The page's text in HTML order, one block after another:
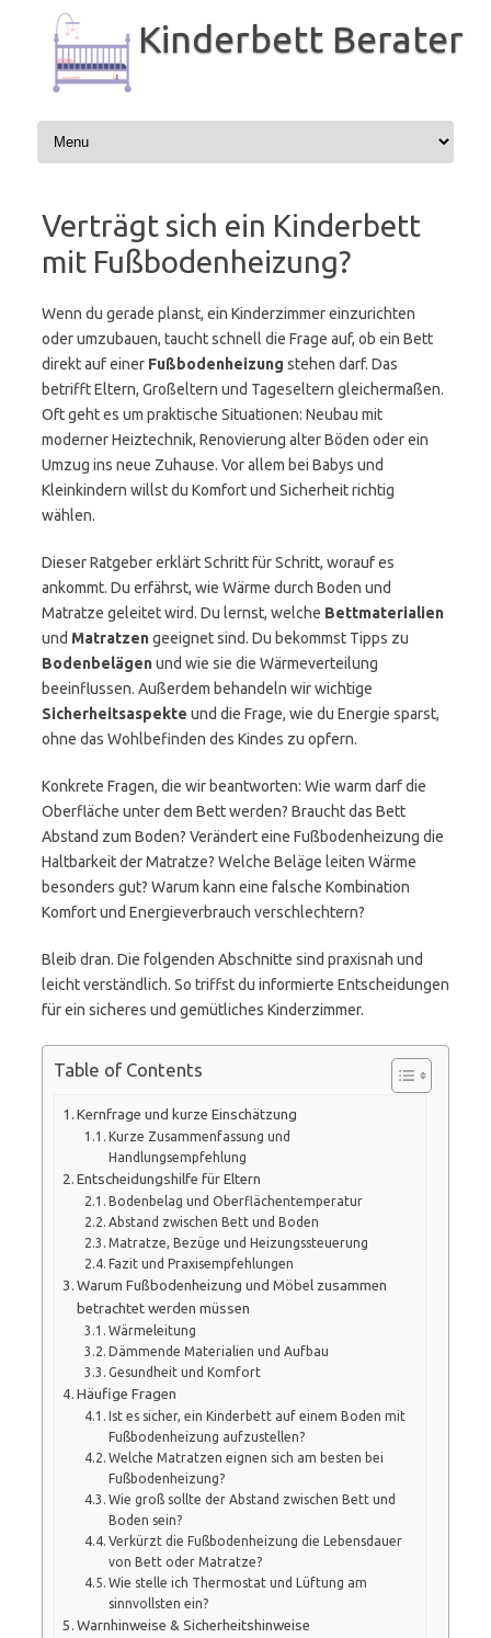
Inhalt
springen
Kinderbett Berater
Verträgt sich ein Kinderbett
mit Fußbodenheizung?
Wenn du gerade planst, ein Kinderzimmer einzurichten
oder umzubauen, taucht schnell die Frage auf, ob ein Bett
direkt auf einer Fußbodenheizung stehen darf. Das
betrifft Eltern, Großeltern und Tageseltern gleichermaßen.
Oft geht es um praktische Situationen: Neubau mit
moderner Heiztechnik, Renovierung alter Böden oder ein
Umzug ins neue Zuhause. Vor allem bei Babys und
Kleinkindern willst du Komfort und Sicherheit richtig
wählen.
Dieser Ratgeber erklärt Schritt für Schritt, worauf es
ankommt. Du erfährst, wie Wärme durch Boden und
Matratze geleitet wird. Du lernst, welche Bettmaterialien
und Matratzengeeignet sind. Du bekommst Tipps zu
Bodenbelägenund wie sie die Wärmeverteilung
beeinflussen. Außerdem behandeln wir wichtige
Sicherheitsaspekte und die Frage, wie du Energie sparst,
ohne das Wohlbefinden des Kindes zu opfern.
Konkrete Fragen, die wir beantworten: Wie warm darf die
Oberfläche unter dem Bett werden? Braucht das Bett
Abstand zum Boden? Verändert eine Fußbodenheizung die
Haltbarkeit der Matratze? Welche Beläge leiten Wärme
besonders gut? Warum kann eine falsche Kombination
Komfort und Energieverbrauch verschlechtern?
Bleib dran. Die folgenden Abschnitte sind praxisnah und
leicht verständlich. So triffst du informierte Entscheidungen
für ein sicheres und gemütliches Kinderzimmer.
Table of Contents
Kernfrage und kurze Einschätzung
Kurze Zusammenfassung und
Handlungsempfehlung
Entscheidungshilfe für Eltern
Bodenbelag und Oberflächentemperatur
Abstand zwischen Bett und Boden
Matratze, Bezüge und Heizungssteuerung
Fazit und Praxisempfehlungen
Warum Fußbodenheizung und Möbel zusammen
betrachtet werden müssen
Wärmeleitung
Dämmende Materialien und Aufbau
Gesundheit und Komfort
Häufige Fragen
Ist es sicher, ein Kinderbett auf einem Boden mit
Fußbodenheizung aufzustellen?
Welche Matratzen eignen sich am besten bei
Fußbodenheizung?
Wie groß sollte der Abstand zwischen Bett und
Boden sein?
Verkürzt die Fußbodenheizung die Lebensdauer
von Bett oder Matratze?
Wie stelle ich Thermostat und Lüftung am
sinnvollsten ein?
Warnhinweise & Sicherheitshinweise